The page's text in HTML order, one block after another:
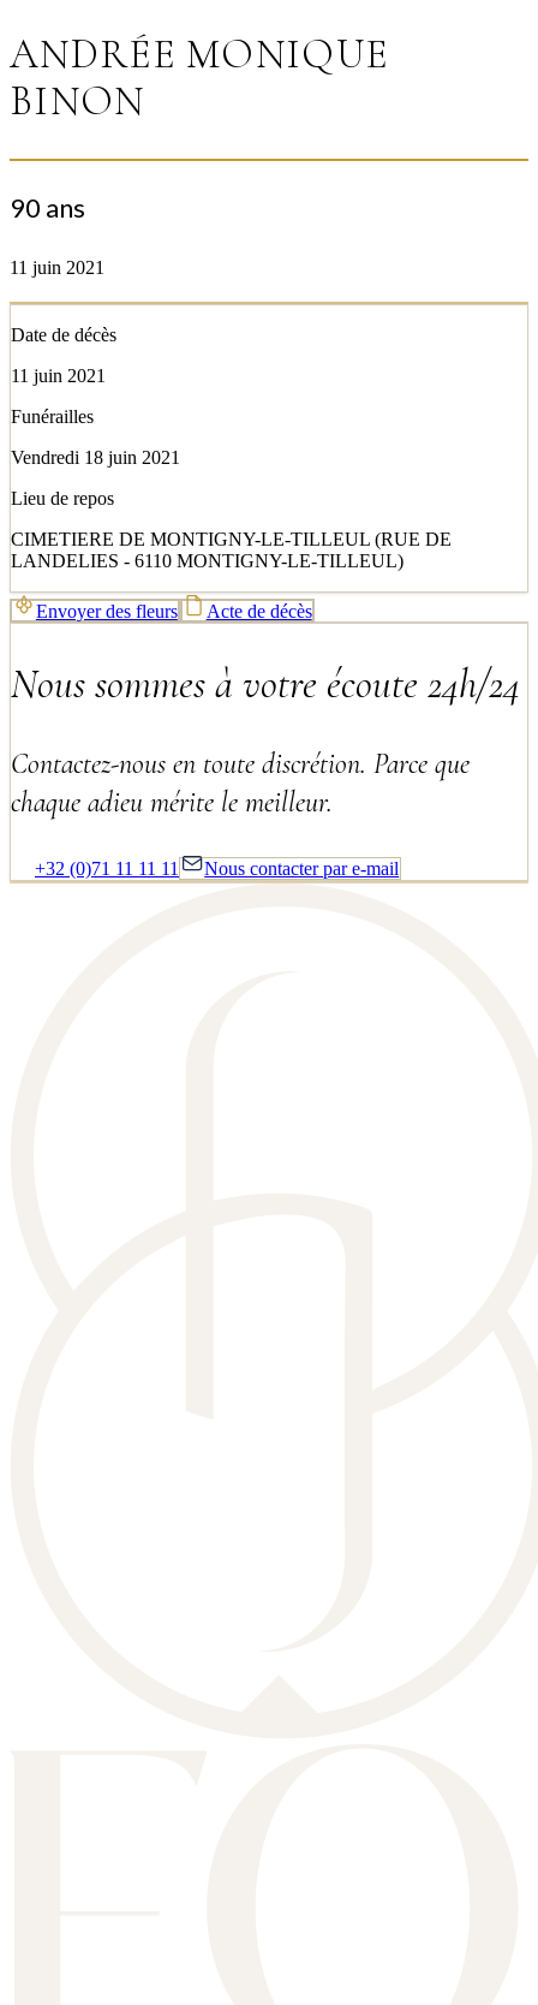
ANDRÉE MONIQUE
BINON
90 ans
11 juin 2021
Date de décès
11 juin 2021
Funérailles
Vendredi 18 juin 2021
Lieu de repos
CIMETIERE DE MONTIGNY-LE-TILLEUL (RUE DE
LANDELIES - 6110 MONTIGNY-LE-TILLEUL)
Envoyer des fleurs Acte de décès
Nous sommes à votre écoute 24h/24
Contactez-nous en toute discrétion. Parce que
chaque adieu mérite le meilleur.
+32 (0)71 11 11 11 Nous contacter par e-mail